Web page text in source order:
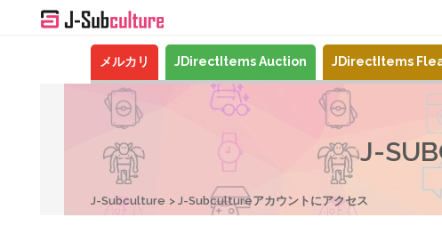
メルカリ JDirectItems Auction JDirectItems
J-
J-Subculture J-Subcultureアカウントにアクセス